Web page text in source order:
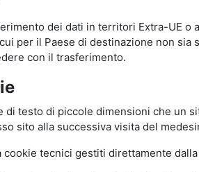
dei dati in territori Extra-UE o
per il Paese di destinazione non
con il trasferimento.
di testo di piccole dimensioni che un
sito alla successiva visita del
cookie tecnici gestiti direttamente